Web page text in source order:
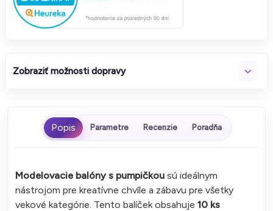
Zobraziť možnosti dopravy
Parametre Recenzie Poradňa
Modelovacie balóny s pumpičkou sú ideálnym
nástrojom pre kreatívne chvíle a zábavu pre všetky
vekové kategórie. Tento balíček obsahuje 10 ks